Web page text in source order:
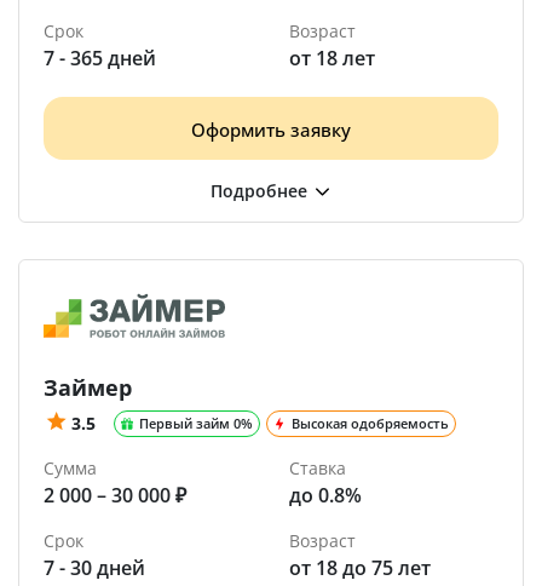
Срок
7 - 365 дней
Возраст
от 18 лет
Оформить заявку
Займер
3.5 Первый займ 0% Высокая одобряемость
Сумма
2 000 – 30 000 ₽
Ставка
до 0.8%
Срок
7 - 30 дней
Возраст
от 18 до 75 лет